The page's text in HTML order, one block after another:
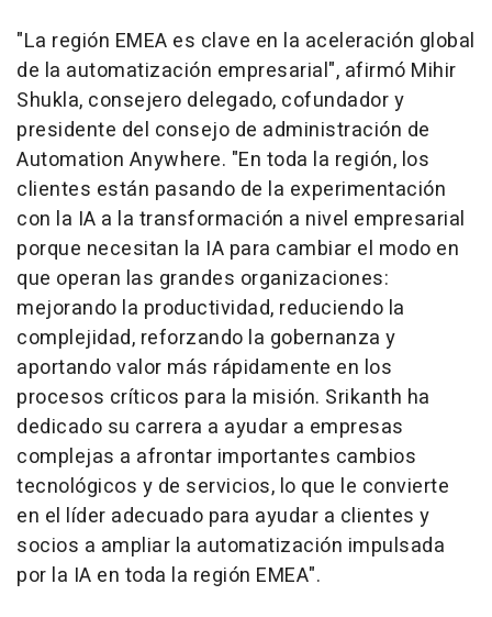
"La región EMEA es clave en la aceleración global
de la automatización empresarial", afirmó Mihir
Shukla, consejero delegado, cofundador y
presidente del consejo de administración de
Automation Anywhere. "En toda la región, los
clientes están pasando de la experimentación
con la IA a la transformación a nivel empresarial
porque necesitan la IA para cambiar el modo en
que operan las grandes organizaciones:
mejorando la productividad, reduciendo la
complejidad, reforzando la gobernanza y
aportando valor más rápidamente en los
procesos críticos para la misión. Srikanth ha
dedicado su carrera a ayudar a empresas
complejas a afrontar importantes cambios
tecnológicos y de servicios, lo que le convierte
en el líder adecuado para ayudar a clientes y
socios a ampliar la automatización impulsada
por la IA en toda la región EMEA".